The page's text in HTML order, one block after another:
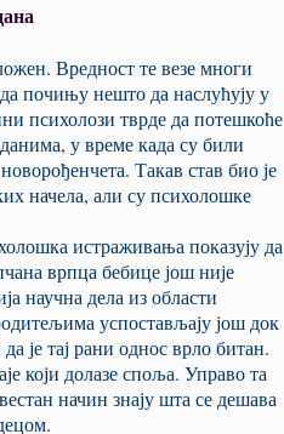
Вредност те везе многи
почињу нешто да наслућују у
психолози тврде да потешкоће
у време када су били
Такав став био је
начела, али су психолошке
истраживања показују да
врпца бебице још није
научна дела из области
успостављају још док
је тај рани однос врло битан.
који долазе споља. Управо та
начин знају шта се дешава